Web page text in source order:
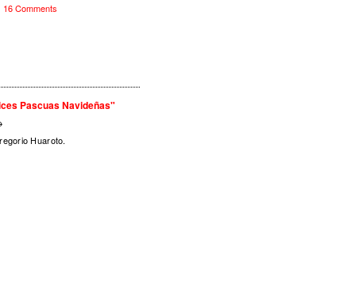
16 Comments
Pascuas Navideñas"
Huaroto.